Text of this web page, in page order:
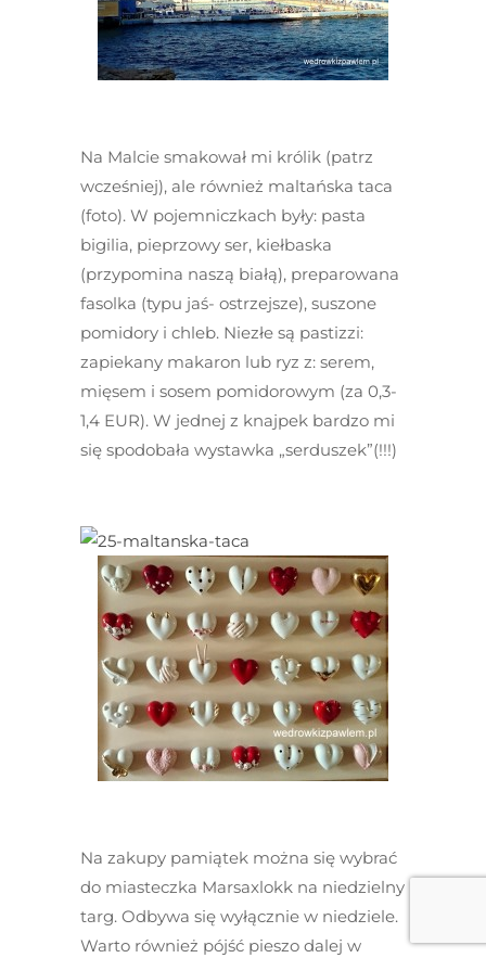
Na Malcie smakował mi królik (patrz
wcześniej), ale również maltańska taca
(foto). W pojemniczkach były: pasta
bigilia, pieprzowy ser, kiełbaska
(przypomina naszą białą), preparowana
fasolka (typu jaś- ostrzejsze), suszone
pomidory i chleb. Niezłe są pastizzi:
zapiekany makaron lub ryz z: serem,
mięsem i sosem pomidorowym (za 0,3-
1,4 EUR). W jednej z knajpek bardzo mi
się spodobała wystawka „serduszek”(!!!)
Na zakupy pamiątek można się wybrać
do miasteczka Marsaxlokk na niedzielny
targ. Odbywa się wyłącznie w niedziele.
Warto również pójść pieszo dalej w